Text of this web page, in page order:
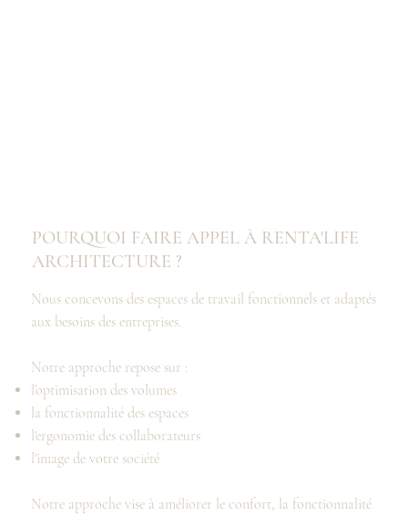
POURQUOI FAIRE APPEL À RENTA'LIFE
ARCHITECTURE ?
Nous concevons des espaces de travail fonctionnels et adaptés
aux besoins des entreprises.
Notre approche repose sur :
l’optimisation des volumes
la fonctionnalité des espaces
l'ergonomie des collaborateurs
l'image de votre société
Notre approche vise à améliorer le confort, la fonctionnalité